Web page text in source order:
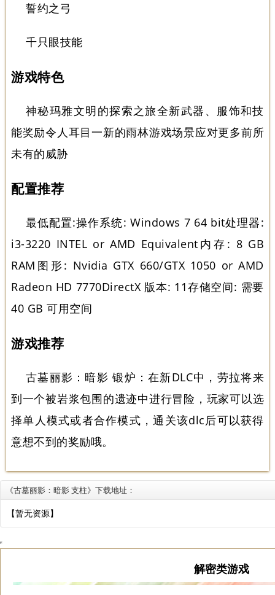
誓约之弓
千只眼技能
游戏特色
神秘玛雅文明的探索之旅全新武器、服饰和技
能奖励令人耳目一新的雨林游戏场景应对更多前所
未有的威胁
配置推荐
最低配置:操作系统: Windows 7 64 bit处理器:
i3-3220 INTEL or AMD Equivalent内存: 8 GB
RAM图形: Nvidia GTX 660/GTX 1050 or AMD
Radeon HD 7770DirectX 版本: 11存储空间: 需要
40 GB 可用空间
游戏推荐
古墓丽影：暗影 锻炉 ：在新DLC中，劳拉将来
到一个被岩浆包围的遗迹中进行冒险，玩家可以选
择单人模式或者合作模式，通关该dlc后可以获得
意想不到的奖励哦。
《古墓丽影：暗影 支柱》下载地址：
【暂无资源】
解密类游戏